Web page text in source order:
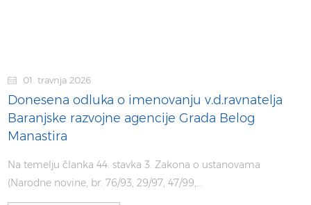
01. travnja 2026
Donesena odluka o imenovanju v.d.ravnatelja
Baranjske razvojne agencije Grada Belog
Manastira
Na temelju članka 44. stavka 3. Zakona o ustanovama
(Narodne novine, br. 76/93, 29/97, 47/99,…